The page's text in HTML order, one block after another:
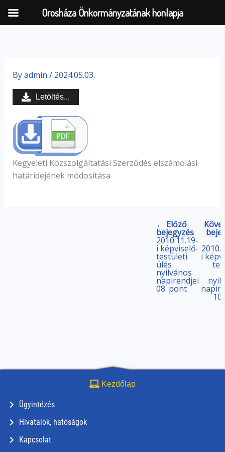
content
Byadmin / 2024.05.03.
Kegyeleti Közszolgáltatási Szerződés elszámolási
határidejének módosítása
Letöltés...
← Előző
bejegyzés
2010.11.19-
i képviselő-
testületi
ülés
nyilvános
napirendjei
08. pont
i
Kezdőlap
Ügyintézés
Hivatalok, hatóságok
Kapcsolat
Orosháza Önkormányzatának honlapja